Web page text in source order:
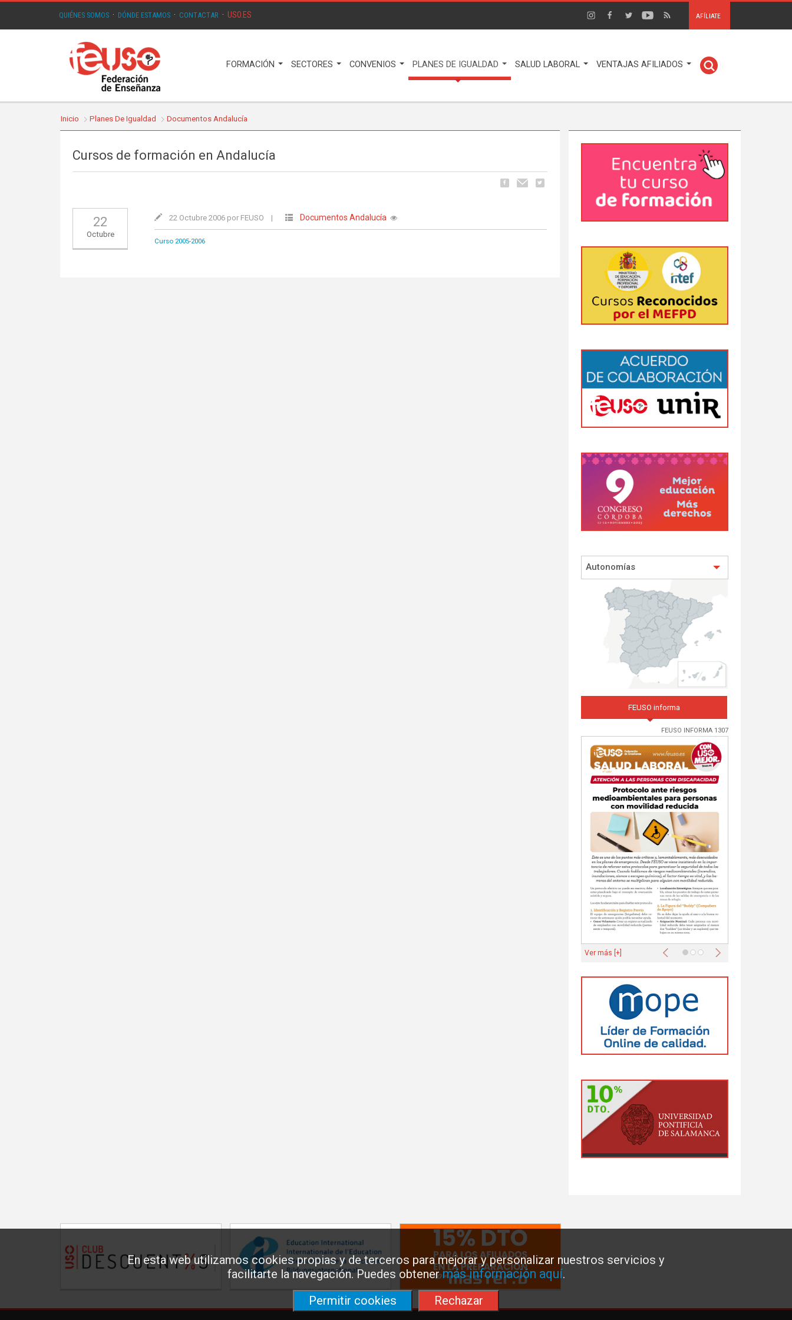
En esta web utilizamos cookies propias y de terceros para mejorar y personalizar nuestros servicios y
facilitarte la navegación. Puedes obtenermás información aquí.
Permitir cookies
Rechazar
QUIÉNES SOMOS · DÓNDE ESTAMOS · CONTACTAR · USO.ES AFÍLIATE
FORMACIÓN SECTORES CONVENIOS PLANES DE IGUALDAD SALUD LABORAL VENTAJAS AFILIADOS
Inicio Planes De Igualdad Documentos Andalucía
Cursos de formación en Andalucía
22
Octubre
22 Octubre 2006 por FEUSO | Documentos Andalucía
Curso 2005-2006
Autonomías
FEUSO informa
FEUSO INFORMA 1307
Anterior Siguiente
Ver más [+]